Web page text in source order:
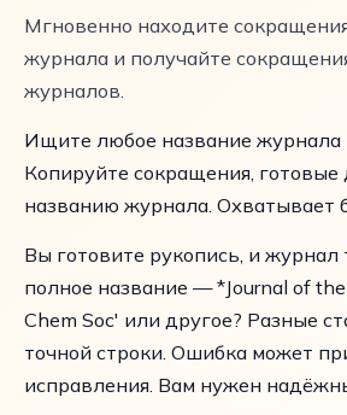
Мгновенно находите
журнала и получайте
журналов.
Ищите любое название журнала
Копируйте сокращения,
названию журнала. Охватывает
Вы готовите рукопись, и
полное название — *Journal of
Chem Soc' или другое? Разные
точной строки. Ошибка может
исправления. Вам нужен